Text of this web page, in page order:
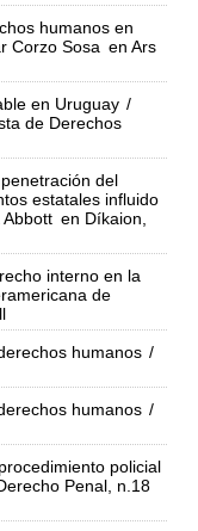
humanos en
Corzo Sosa en Ars
en Uruguay /
de Derechos
del
estatales influido
Abbott en Díkaion,
interno en la
de
humanos /
humanos /
policial
Penal, n.18